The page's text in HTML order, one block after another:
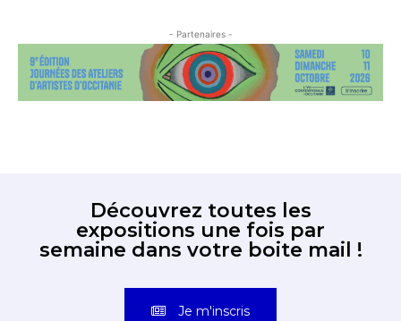
- Partenaires -
Découvrez toutes les
expositions une fois par
semaine dans votre boite mail !
Je m'inscris